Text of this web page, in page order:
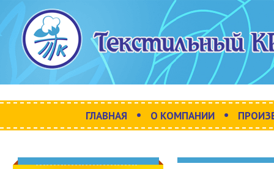
ГЛАВНАЯ • О КОМПАНИИ •